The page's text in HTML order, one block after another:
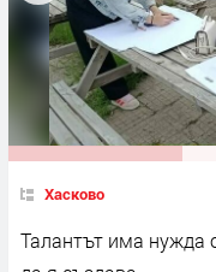
Хасково
Талантът има нужда